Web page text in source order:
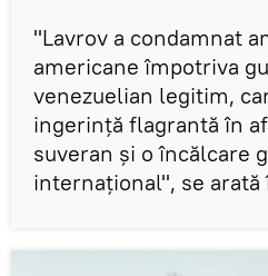
"Lavrov a condamnat
americane împotriva
venezuelian legitim,
ingerință flagrantă în
suveran și o încălcare
internațional", se